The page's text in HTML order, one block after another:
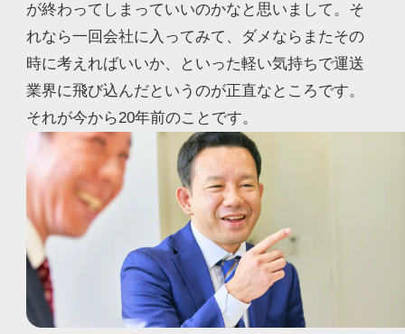
が終わってしまっていいのかなと思いまして。そ
れなら一回会社に入ってみて、ダメならまたその
時に考えればいいか、といった軽い気持ちで運送
業界に飛び込んだというのが正直なところです。
それが今から20年前のことです。